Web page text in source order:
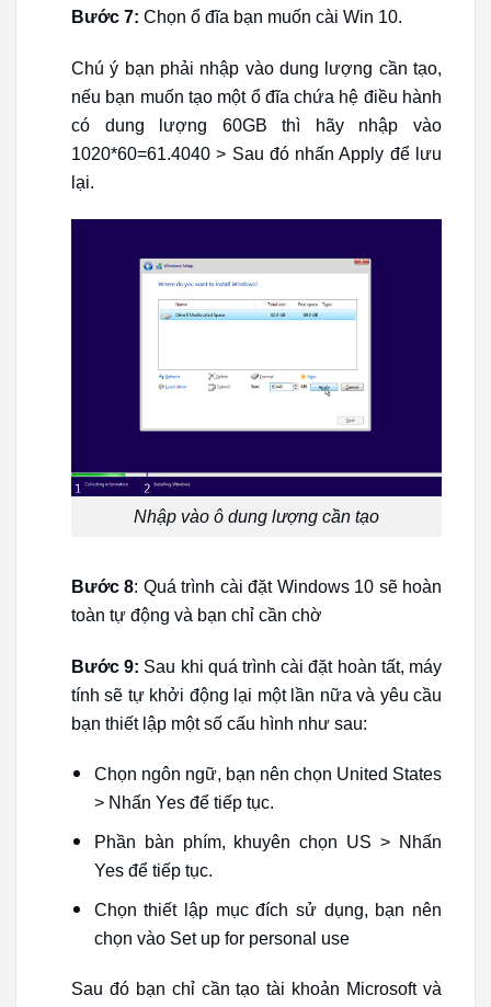
Bước 7: Chọn ổ đĩa bạn muốn cài Win 10.
Chú ý bạn phải nhập vào dung lượng cần tạo,
nếu bạn muốn tạo một ổ đĩa chứa hệ điều hành
có dung lượng 60GB thì hãy nhập vào
1020*60=61.4040 > Sau đó nhấn Apply để lưu
lại.
Nhập vào ô dung lượng cần tạo
Bước 8: Quá trình cài đặt Windows 10 sẽ hoàn
toàn tự động và bạn chỉ cần chờ
Bước 9: Sau khi quá trình cài đặt hoàn tất, máy
tính sẽ tự khởi động lại một lần nữa và yêu cầu
bạn thiết lập một số cấu hình như sau:
Chọn ngôn ngữ, bạn nên chọn United States
> Nhấn Yes để tiếp tục.
Phần bàn phím, khuyên chọn US > Nhấn
Yes để tiếp tục.
Chọn thiết lập mục đích sử dụng, bạn nên
chọn vào Set up for personal use
Sau đó bạn chỉ cần tạo tài khoản Microsoft và